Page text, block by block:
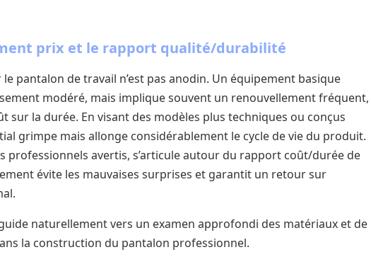
prix et le rapport qualité/durabilité
pantalon de travail n’est pas anodin. Un équipement basique
modéré, mais implique souvent un renouvellement fréquent,
sur la durée. En visant des modèles plus techniques ou conçus
grimpe mais allonge considérablement le cycle de vie du produit.
professionnels avertis, s’articule autour du rapport coût/durée de
évite les mauvaises surprises et garantit un retour sur
naturellement vers un examen approfondi des matériaux et de
la construction du pantalon professionnel.